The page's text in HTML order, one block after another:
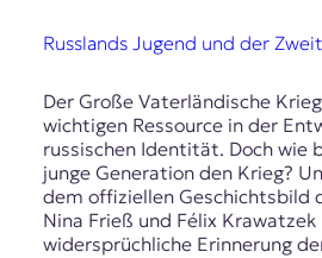
Russlands Jugend und der
Der Große Vaterländische
wichtigen Ressource in der
russischen Identität. Doch wie
junge Generation den Krieg?
dem offiziellen Geschichtsbild
Nina Frieß und Félix Krawatzek
widersprüchliche Erinnerung